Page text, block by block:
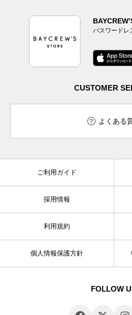
パスワードレ
CUSTOMER
よくある
ご利用ガイド
採用情報
利用規約
個人情報保護方針
FOLLOW